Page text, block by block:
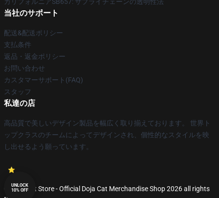
当社のサポート
配送&配送ポリシー
支払条件
返品・返金ポリシー
お問い合わせ
カスタマーサポート(FAQ)
スタッフ
私達の店
高品質で美しいデザイン製品を幅広く取り揃えております。 世界ト
ップクラスのチームによってデザインされ、個性的なスタイルを映
し出せるよう願っています。
© Doja Cat Store - Official Doja Cat Merchandise Shop 2026 all rights
UNLOCK
10% OFF